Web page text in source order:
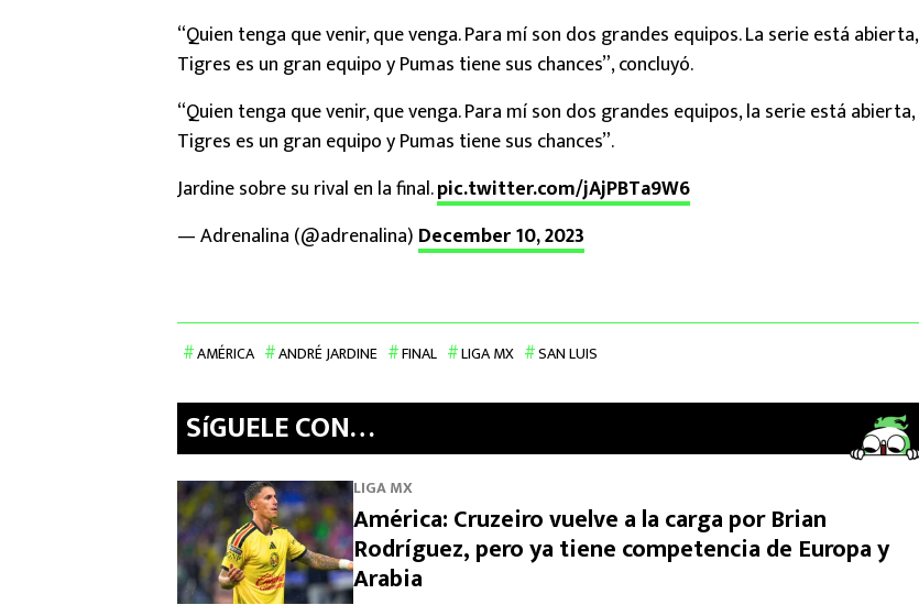
“Quien tenga que venir, que venga. Para mí son dos grandes equipos. La serie está abierta,
Tigres es un gran equipo y Pumas tiene sus chances”, concluyó.
“Quien tenga que venir, que venga. Para mí son dos grandes equipos, la serie está abierta,
Tigres es un gran equipo y Pumas tiene sus chances”.
Jardine sobre su rival en la final.pic.twitter.com/jAjPBTa9W6
— Adrenalina (@adrenalina) December 10, 2023
AMÉRICA ANDRÉ JARDINE FINAL LIGA MX SAN LUIS
SíGUELE CON…
LIGA MX
América: Cruzeiro vuelve a la carga por Brian
Rodríguez, pero ya tiene competencia de Europa y
Arabia